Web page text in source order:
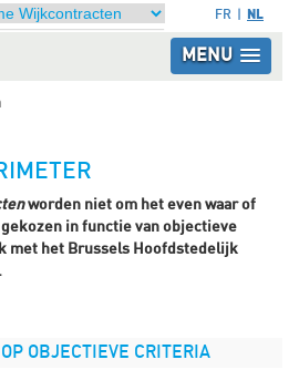
FR NL
MENU
worden niet om het even waar of
in functie van objectieve
met het Brussels Hoofdstedelijk
OBJECTIEVE CRITERIA